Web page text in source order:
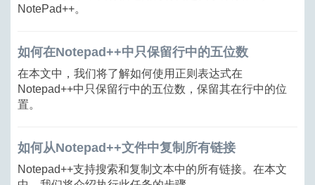
NotePad++。
如何在Notepad++中只保留行中的五位数
在本文中，我们将了解如何使用正则表达式在
Notepad++中只保留行中的五位数，保留其在行中的位
置。
如何从Notepad++文件中复制所有链接
Notepad++支持搜索和复制文本中的所有链接。在本文